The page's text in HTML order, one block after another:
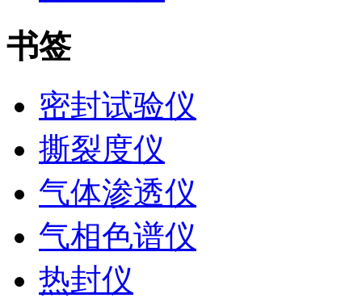
书签
密封试验仪
撕裂度仪
气体渗透仪
气相色谱仪
热封仪